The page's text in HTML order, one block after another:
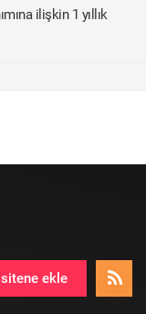
ilişkin 1 yıllık
ekle